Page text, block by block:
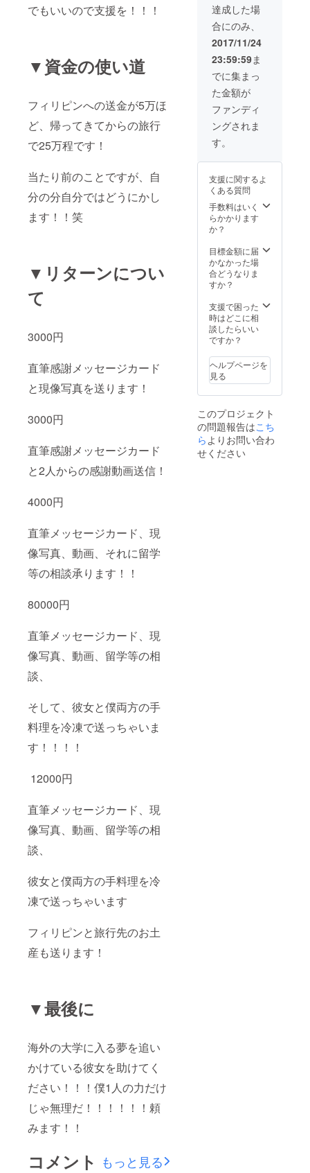
でもいいので支援を！！！
▼資金の使い道
フィリピンへの送金が5万ほ
ど、帰ってきてからの旅行
で25万程です！
当たり前のことですが、自
分の分自分ではどうにかし
ます！！笑
▼リターンについ
て
3000円
直筆感謝メッセージカード
と現像写真を送ります！
3000円
直筆感謝メッセージカード
と2人からの感謝動画送信！
4000円
直筆メッセージカード、現
像写真、動画、それに留学
等の相談承ります！！
80000円
直筆メッセージカード、現
像写真、動画、留学等の相
談、
そして、彼女と僕両方の手
料理を冷凍で送っちゃいま
す！！！！
12000円
直筆メッセージカード、現
像写真、動画、留学等の相
談、
彼女と僕両方の手料理を冷
凍で送っちゃいます
フィリピンと旅行先のお土
産も送ります！
▼最後に
海外の大学に入る夢を追い
かけている彼女を助けてく
ださい！！！僕1人の力だけ
じゃ無理だ！！！！！！頼
みます！！
コメント もっと見る
達成した場
合にのみ、
2017/11/24
23:59:59ま
でに集まっ
た金額が
ファンディ
ングされま
す。
支援に関するよ
くある質問
手数料はいく
らかかります
か？
目標金額に届
かなかった場
合どうなりま
すか？
支援で困った
時はどこに相
談したらいい
ですか？
ヘルプページを
見る
このプロジェクト
の問題報告はこち
らよりお問い合わ
せください